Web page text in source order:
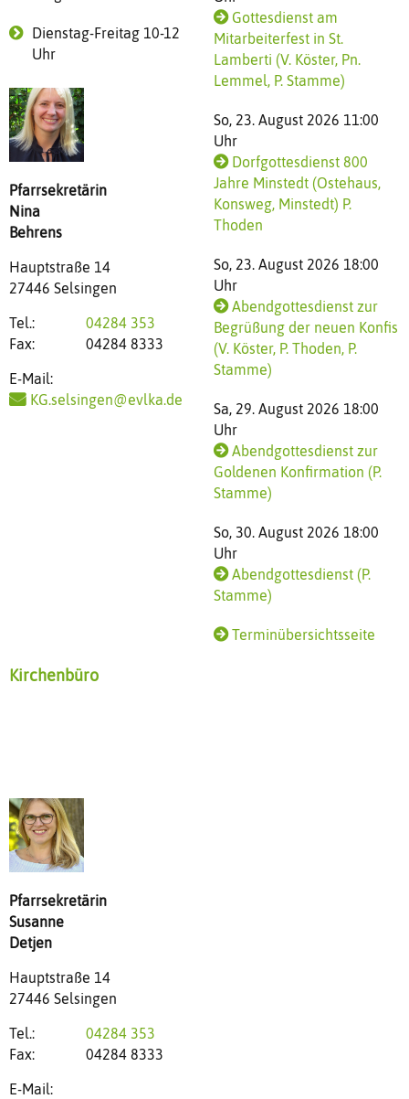
Dienstag-Freitag 10-12
Uhr
Pfarrsekretärin
Nina
Behrens
Hauptstraße 14
27446 Selsingen
Tel.:
04284 353
Fax:
04284 8333
E-Mail:
KG.selsingen@evlka.de
Gottesdienst am
Mitarbeiterfest in St.
Lamberti (V. Köster, Pn.
Lemmel, P. Stamme)
So, 23. August 2026 11:00
Uhr
Dorfgottesdienst 800
Jahre Minstedt (Ostehaus,
Konsweg, Minstedt) P.
Thoden
So, 23. August 2026 18:00
Uhr
Abendgottesdienst zur
Begrüßung der neuen Konfis
(V. Köster, P. Thoden, P.
Stamme)
Sa, 29. August 2026 18:00
Uhr
Abendgottesdienst zur
Goldenen Konfirmation (P.
Stamme)
So, 30. August 2026 18:00
Uhr
Abendgottesdienst (P.
Stamme)
Terminübersichtsseite
Kirchenbüro
Pfarrsekretärin
Susanne
Detjen
Hauptstraße 14
27446 Selsingen
Tel.:
04284 353
Fax:
04284 8333
E-Mail: